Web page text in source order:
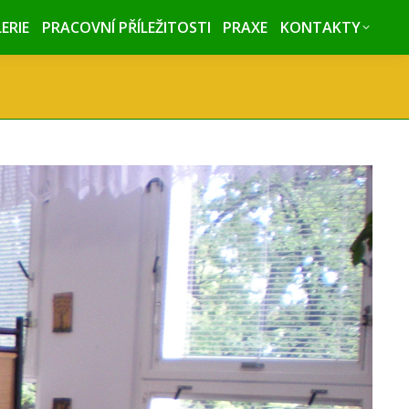
PRACOVNÍ PŘÍLEŽITOSTI PRAXE KONTAKTY
PRACOVNÍ PŘÍLEŽITOSTI PRAXE KONTAKTY